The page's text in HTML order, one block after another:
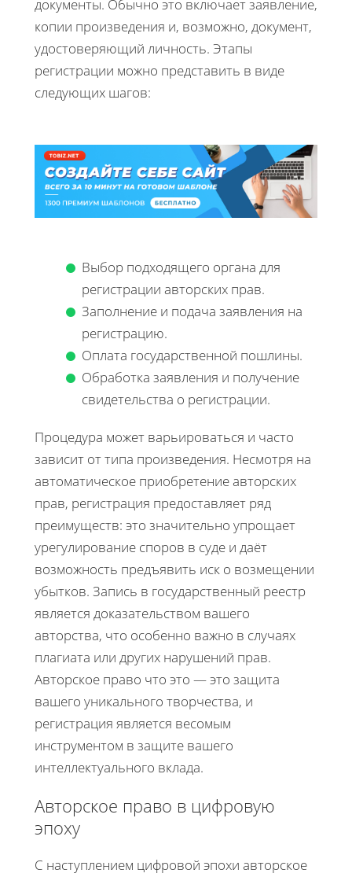
документы. Обычно это включает заявление,
копии произведения и, возможно, документ,
удостоверяющий личность. Этапы
регистрации можно представить в виде
следующих шагов:
Выбор подходящего органа для
регистрации авторских прав.
Заполнение и подача заявления на
регистрацию.
Оплата государственной пошлины.
Обработка заявления и получение
свидетельства о регистрации.
Процедура может варьироваться и часто
зависит от типа произведения. Несмотря на
автоматическое приобретение авторских
прав, регистрация предоставляет ряд
преимуществ: это значительно упрощает
урегулирование споров в суде и даёт
возможность предъявить иск о возмещении
убытков. Запись в государственный реестр
является доказательством вашего
авторства, что особенно важно в случаях
плагиата или других нарушений прав.
Авторское право что это — это защита
вашего уникального творчества, и
регистрация является весомым
инструментом в защите вашего
интеллектуального вклада.
Авторское право в цифровую
эпоху
С наступлением цифровой эпохи авторское